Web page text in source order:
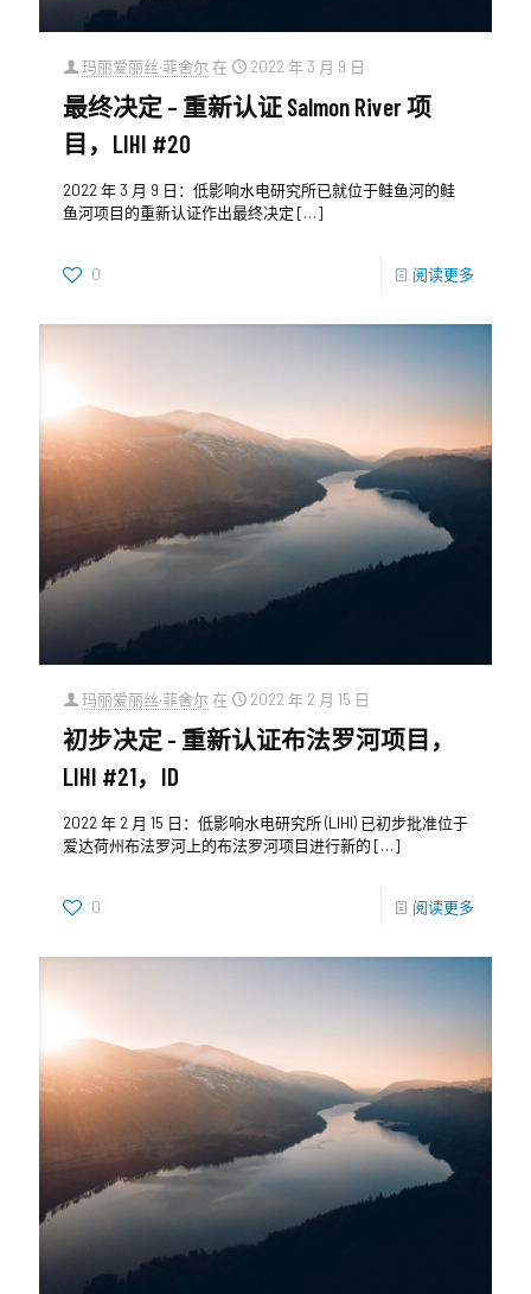
玛丽爱丽丝·菲舍尔 在 2022 年 3 月 9 日
最终决定 – 重新认证 Salmon River 项
目，LIHI #20
2022 年 3 月 9 日：低影响水电研究所已就位于鲑鱼河的鲑
鱼河项目的重新认证作出最终决定 […]
0 阅读更多
玛丽爱丽丝·菲舍尔 在 2022 年 2 月 15 日
初步决定 - 重新认证布法罗河项目，
LIHI #21，ID
2022 年 2 月 15 日：低影响水电研究所 (LIHI) 已初步批准位于
爱达荷州布法罗河上的布法罗河项目进行新的 […]
0 阅读更多